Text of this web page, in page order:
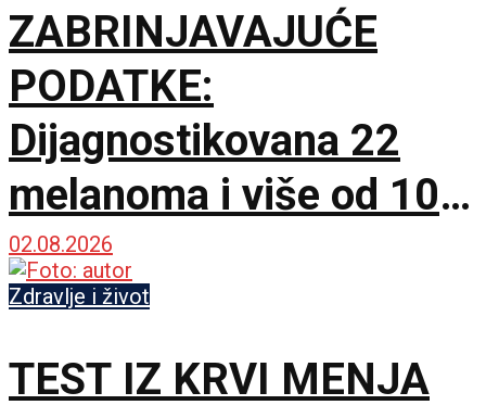
ZABRINJAVAJUĆE
PODATKE:
Dijagnostikovana 22
melanoma i više od 100
karcinoma kože u Srbiji
02.08.2026
Zdravlje i život
TEST IZ KRVI MENJA